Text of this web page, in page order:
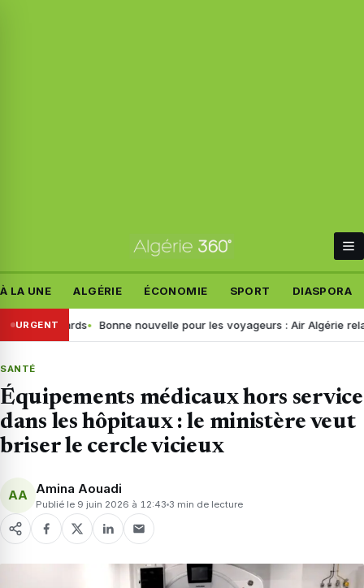
À LA UNE ALGÉRIE ÉCONOMIE SPORT DIASPORA
URGENTBonne nouvelle pour les voyageurs : Air Algérie relance la
SANTÉ
Équipements médicaux hors service
dans les hôpitaux : le ministère veut
briser le cercle vicieux
AA Amina Aouadi
Publié le 9 juin 2026 à 12:43 3 min de lecture